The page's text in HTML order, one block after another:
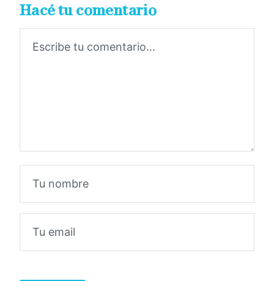
Hacé tu comentario